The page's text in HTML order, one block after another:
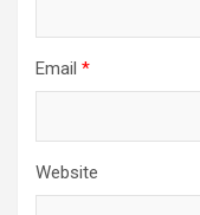
Email *
Website